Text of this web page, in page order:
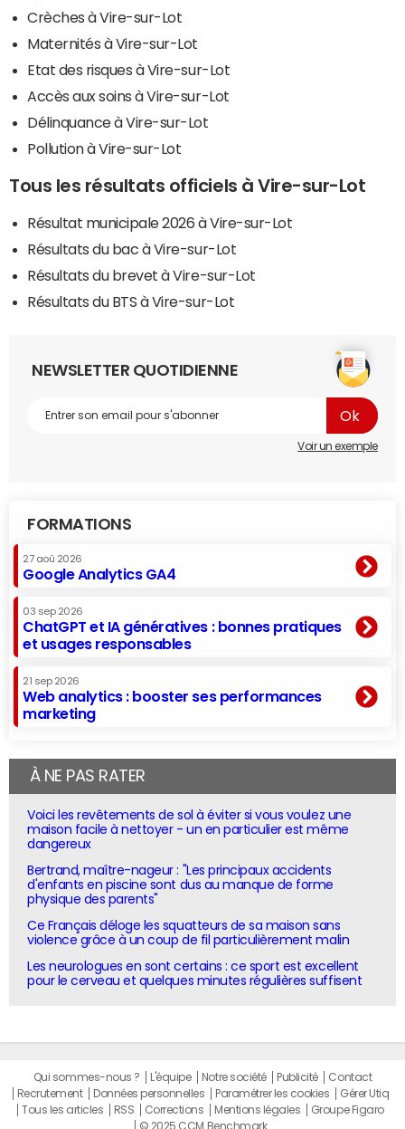
Crèches à Vire-sur-Lot
Maternités à Vire-sur-Lot
Etat des risques à Vire-sur-Lot
Accès aux soins à Vire-sur-Lot
Délinquance à Vire-sur-Lot
Pollution à Vire-sur-Lot
Tous les résultats officiels à Vire-sur-Lot
Résultat municipale 2026 à Vire-sur-Lot
Résultats du bac à Vire-sur-Lot
Résultats du brevet à Vire-sur-Lot
Résultats du BTS à Vire-sur-Lot
NEWSLETTER QUOTIDIENNE
Voir un exemple
FORMATIONS
27 aoû 2026
Google Analytics GA4
03 sep 2026
ChatGPT et IA génératives : bonnes pratiques
et usages responsables
21 sep 2026
Web analytics : booster ses performances
marketing
À NE PAS RATER
Voici les revêtements de sol à éviter si vous voulez une
maison facile à nettoyer - un en particulier est même
dangereux
Bertrand, maître-nageur : "Les principaux accidents
d'enfants en piscine sont dus au manque de forme
physique des parents"
Ce Français déloge les squatteurs de sa maison sans
violence grâce à un coup de fil particulièrement malin
Les neurologues en sont certains : ce sport est excellent
pour le cerveau et quelques minutes régulières suffisent
Qui sommes-nous ? L'équipe Notre société Publicité
Contact
Recrutement
Données personnelles Paramétrer les cookies
Gérer Utiq
Tous les articles
RSS Corrections Mentions légales
Groupe Figaro
© 2025 CCM Benchmark